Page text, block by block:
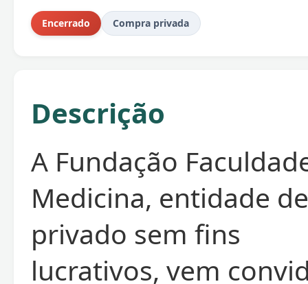
Encerrado Compra privada
Descrição
A Fundação
Medicina, entidade
privado sem fins
lucrativos, vem